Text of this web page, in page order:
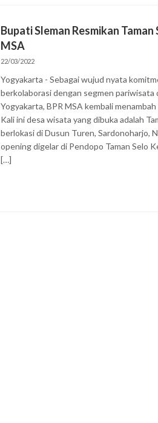
Bupati Sleman Resmikan Taman
MSA
22/03/2022
Yogyakarta - Sebagai wujud nyata
berkolaborasi dengan segmen pariwisata
Yogyakarta, BPR MSA kembali
Kali ini desa wisata yang dibuka adalah
berlokasi di Dusun Turen, Sardonoharjo,
opening digelar di Pendopo Taman Selo
[…]